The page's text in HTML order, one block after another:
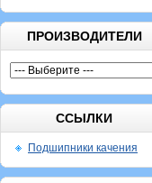
ПРОИЗВОДИТЕЛИ
ССЫЛКИ
Подшипники качения